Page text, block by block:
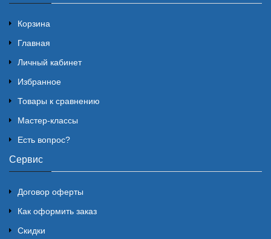
Корзина
Главная
Личный кабинет
Избранное
Товары к сравнению
Мастер-классы
Есть вопрос?
Сервис
Договор оферты
Как оформить заказ
Скидки